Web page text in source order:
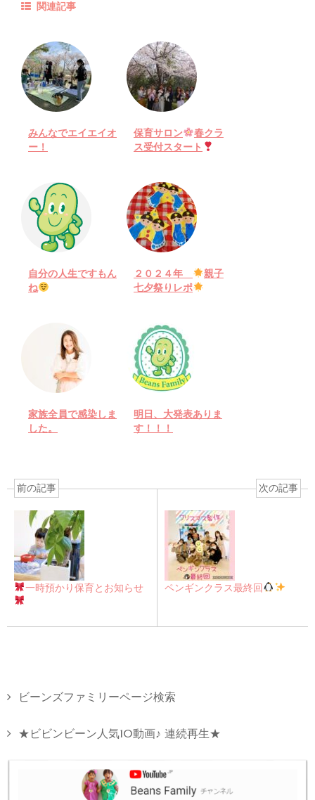
関連記事
みんなでエイエイオ
ー！
保育サロン
春クラ
ス受付スタート
自分の人生ですもん
ね
２０２４年
親子
七夕祭りレポ
家族全員で感染しま
した。
明日、大発表ありま
す！！！
前の記事
一時預かり保育とお知らせ
次の記事
ペンギンクラス最終回
ビーンズファミリーページ検索
★ビビンビーン人気10動画♪ 連続再生★